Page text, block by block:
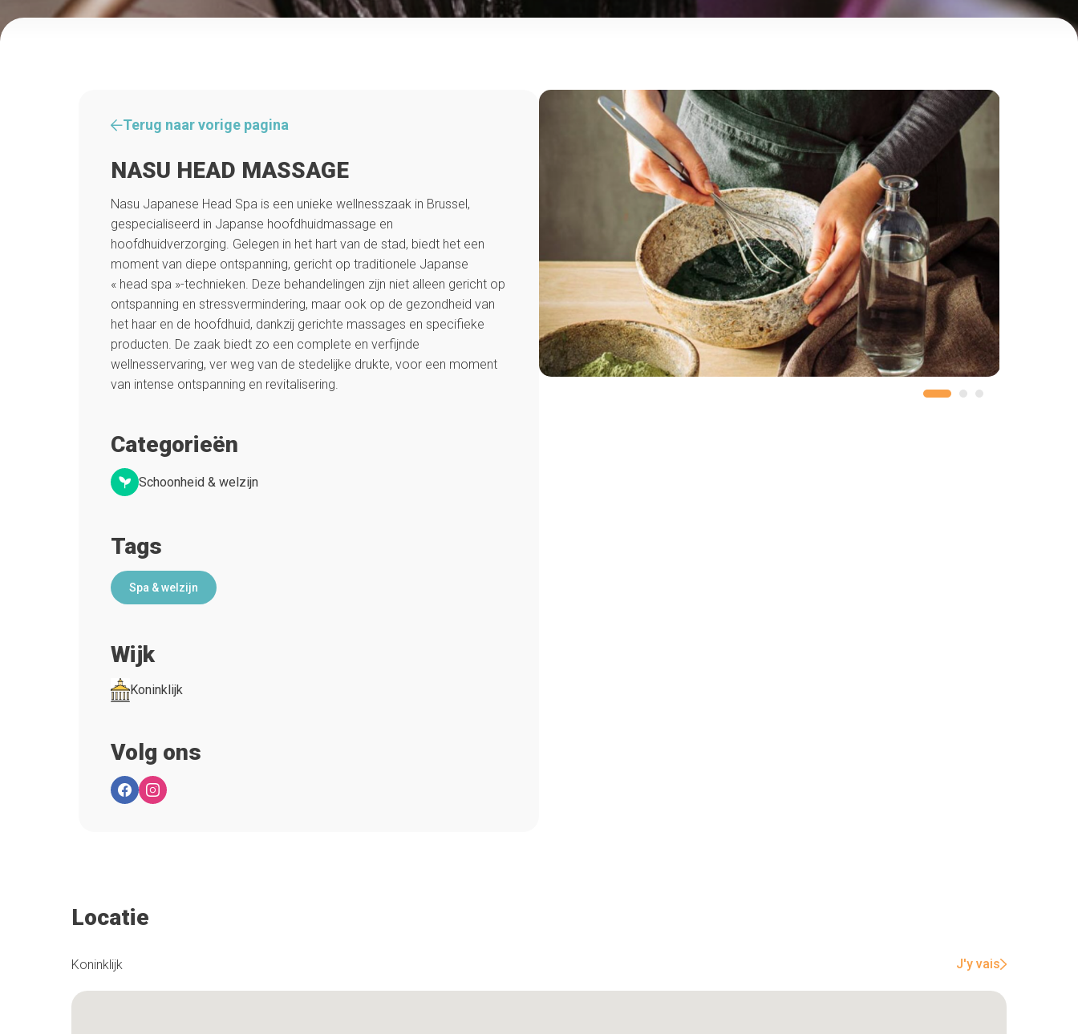
Terug naar vorige pagina
NASU HEAD MASSAGE
Nasu Japanese Head Spa is een unieke wellnesszaak in Brussel,
gespecialiseerd in Japanse hoofdhuidmassage en
hoofdhuidverzorging. Gelegen in het hart van de stad, biedt het een
moment van diepe ontspanning, gericht op traditionele Japanse
« head spa »-technieken. Deze behandelingen zijn niet alleen gericht op
ontspanning en stressvermindering, maar ook op de gezondheid van
het haar en de hoofdhuid, dankzij gerichte massages en specifieke
producten. De zaak biedt zo een complete en verfijnde
wellnesservaring, ver weg van de stedelijke drukte, voor een moment
van intense ontspanning en revitalisering.
Categorieën
Schoonheid & welzijn
Tags
Spa & welzijn
Wijk
Koninklijk
Volg ons
Locatie
Koninklijk J'y vais